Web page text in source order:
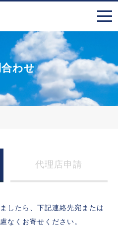
わせ
代理店申請
したら、下記連絡先宛または
なくお寄せください。